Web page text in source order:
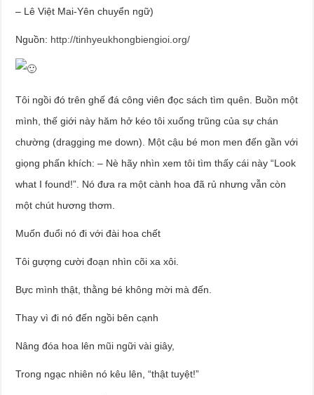
– Lê Việt Mai-Yên chuyển ngữ)
Nguồn: http://tinhyeukhongbiengioi.org/
Tôi ngồi đó trên ghế đá công viên đọc sách tìm quên. Buồn một
mình, thế giới này hăm hở kéo tôi xuống trũng của sự chán
chường (dragging me down). Một cậu bé mon men đến gần với
giọng phấn khích: – Nè hãy nhìn xem tôi tìm thấy cái này “Look
what I found!”. Nó đưa ra một cành hoa đã rủ nhưng vẫn còn
một chút hương thơm.
Muốn đuổi nó đi với đài hoa chết
Tôi gượng cười đoạn nhìn cõi xa xôi.
Bực mình thật, thằng bé không mời mà đến.
Thay vì đi nó đến ngồi bên cạnh
Nâng đóa hoa lên mũi ngữi vài giây,
Trong ngạc nhiên nó kêu lên, “thật tuyệt!”